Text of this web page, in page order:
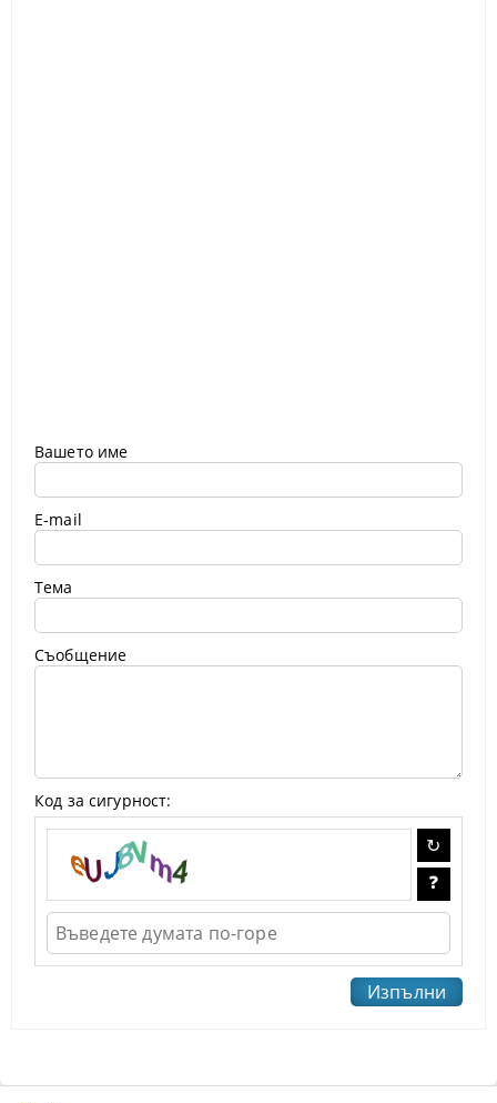
Вашето име
E-mail
Тема
Съобщение
Код за сигурност: